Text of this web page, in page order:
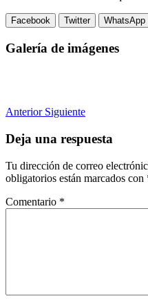
Facebook Twitter WhatsApp
Galería de imágenes
Anterior Siguiente
Deja una respuesta
Tu dirección de correo
obligatorios están marcados con
Comentario *